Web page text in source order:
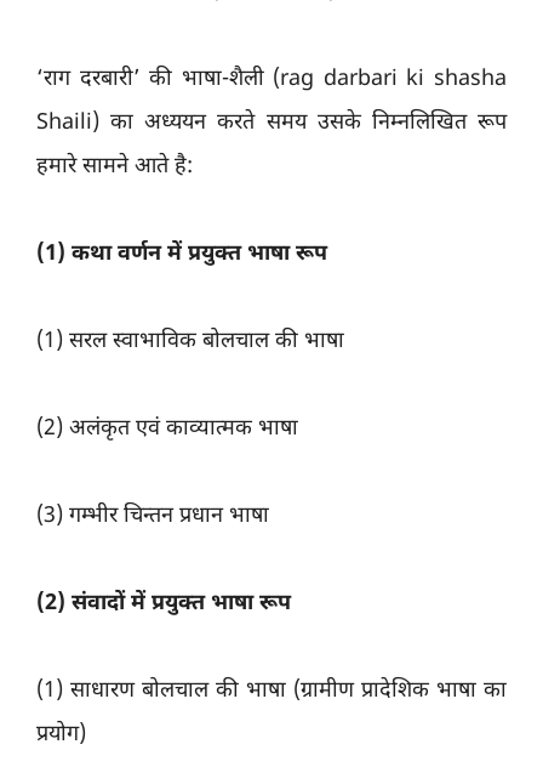
‘राग दरबारी’ की भाषा-शैली (rag darbari ki shasha
Shaili) का अध्ययन करते समय उसके निम्नलिखित रूप
हमारे सामने आते है:
(1) कथा वर्णन में प्रयुक्त भाषा रूप
(1) सरल स्वाभाविक बोलचाल की भाषा
(2) अलंकृत एवं काव्यात्मक भाषा
(3) गम्भीर चिन्तन प्रधान भाषा
(2) संवादों में प्रयुक्त भाषा रूप
(1) साधारण बोलचाल की भाषा (ग्रामीण प्रादेशिक भाषा का
प्रयोग)